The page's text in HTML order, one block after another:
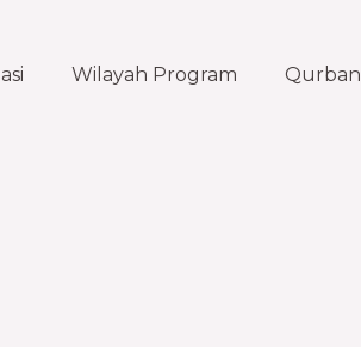
Wilayah Program Qurban